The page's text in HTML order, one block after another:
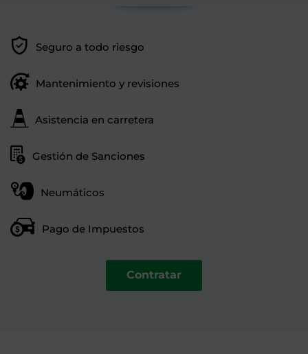
Seguro a todo riesgo
Mantenimiento y revisiones
Asistencia en carretera
Gestión de Sanciones
Neumáticos
Pago de Impuestos
Contratar